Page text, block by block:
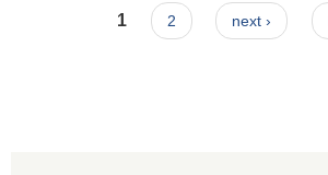
Pages1 2 next ›